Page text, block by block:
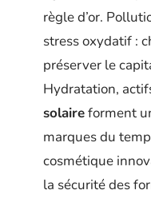
règle d’or.
stress oxydatif :
préserver le
Hydratation,
solaireforment
marques du
cosmétique
la sécurité des